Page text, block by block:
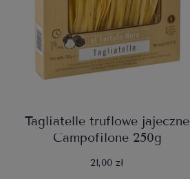
Tagliatelle truflowe jajeczne
Campofilone 250g
21,00 zł